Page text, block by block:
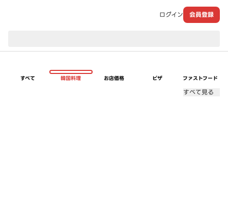
ログイン 会員登録
すべて 韓国料理 お店価格 ピザ ファストフード
すべて見る